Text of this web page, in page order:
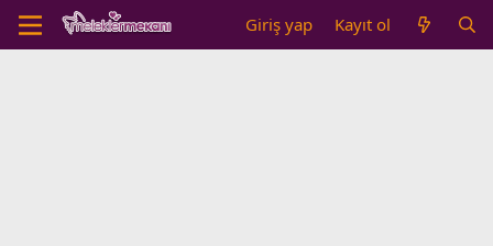
Giriş yap Kayıt ol